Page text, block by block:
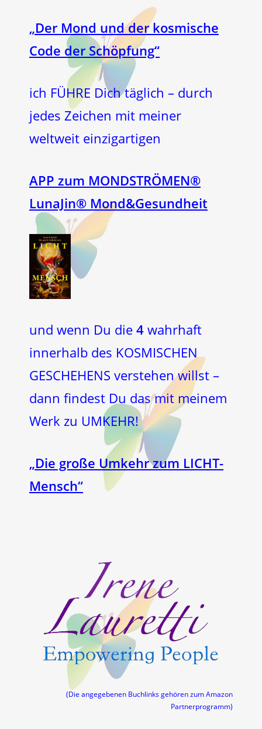
„Der Mond und der kosmische
Code der Schöpfung“
ich FÜHRE Dich täglich – durch
jedes Zeichen mit meiner
weltweit einzigartigen
APP zum MONDSTRÖMEN®
LunaJin® Mond&Gesundheit
und wenn Du die 4 wahrhaft
innerhalb des KOSMISCHEN
GESCHEHENS verstehen willst –
dann findest Du das mit meinem
Werk zu UMKEHR!
„Die große Umkehr zum LICHT-
Mensch“
(Die angegebenen Buchlinks gehören zum Amazon
Partnerprogramm)